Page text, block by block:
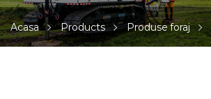
Acasa Products Produse foraj